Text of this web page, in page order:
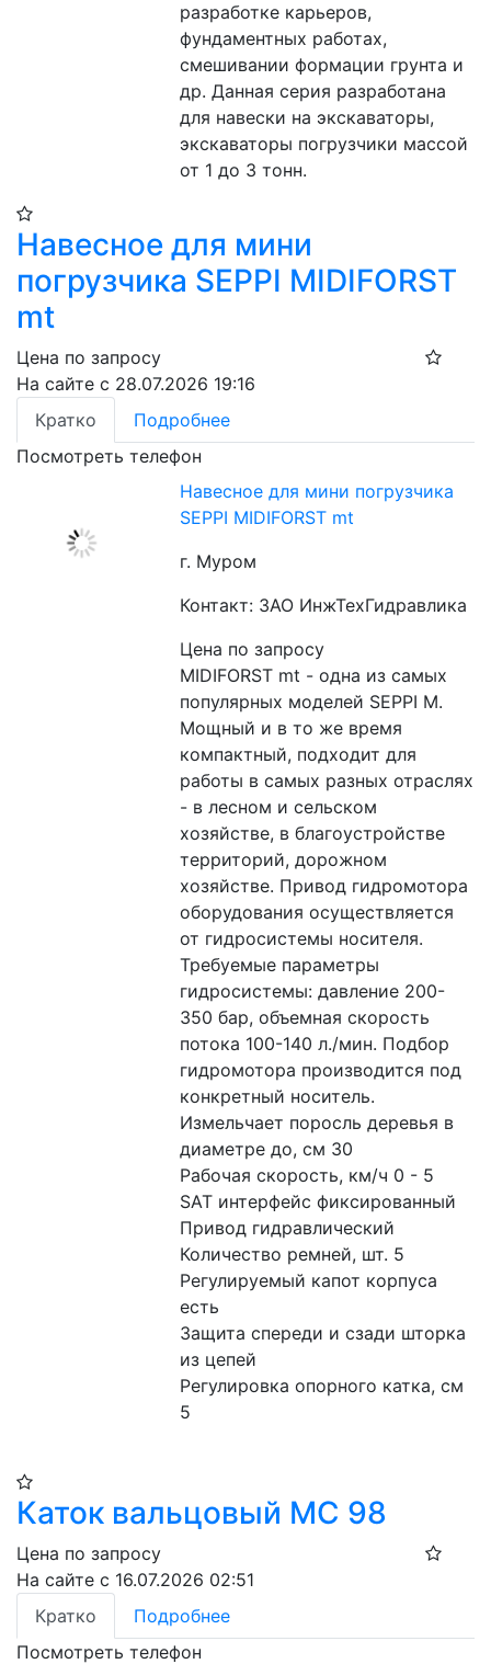
разработке карьеров,
фундаментных работах,
смешивании формации грунта и
др. Данная серия разработана
для навески на экскаваторы,
экскаваторы погрузчики массой
от 1 до 3 тонн.
Навесное для мини
погрузчика SEPPI MIDIFORST
mt
Цена по запросу
На сайте с 28.07.2026 19:16
Кратко
Подробнее
Посмотреть телефон
Навесное для мини погрузчика
SEPPI MIDIFORST mt
г. Муром
Контакт: ЗАО ИнжТехГидравлика
Цена по запросу
MIDIFORST mt - одна из самых
популярных моделей SEPPI M.
Мощный и в то же время
компактный, подходит для
работы в самых разных отраслях
- в лесном и сельском
хозяйстве, в благоустройстве
территорий, дорожном
хозяйстве. Привод гидромотора
оборудования осуществляется
от гидросистемы носителя.
Требуемые параметры
гидросистемы: давление 200-
350 бар, объемная скорость
потока 100-140 л./мин. Подбор
гидромотора производится под
конкретный носитель.
Измельчает поросль деревья в
диаметре до, см 30
Рабочая скорость, км/ч 0 - 5
SAT интерфейс фиксированный
Привод гидравлический
Количество ремней, шт. 5
Регулируемый капот корпуса
есть
Защита спереди и сзади шторка
из цепей
Регулировка опорного катка, см
5
Каток вальцовый МС 98
Цена по запросу
На сайте с 16.07.2026 02:51
Кратко
Подробнее
Посмотреть телефон